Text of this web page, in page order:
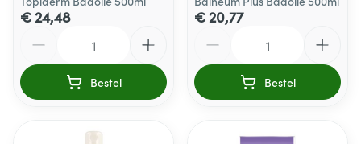
€ 24,48
Bestel
€ 20,77
Bestel